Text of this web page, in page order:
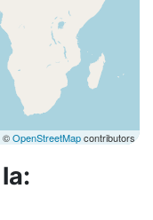
©OpenStreetMapcontributors